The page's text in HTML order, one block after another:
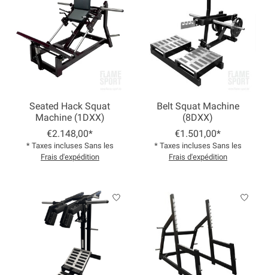
Seated Hack Squat
Machine (1DXX)
€2.148,00*
* Taxes incluses Sans les
Frais d'expédition
Belt Squat Machine
(8DXX)
€1.501,00*
* Taxes incluses Sans les
Frais d'expédition